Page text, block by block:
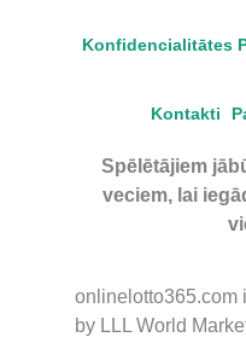
Konfidencialitātes
Kontakti
Spēlētājiem
veciem, lai
onlinelotto365.com
by LLL World